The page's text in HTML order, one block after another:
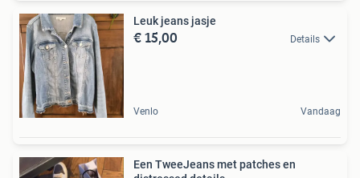
Leuk jeans jasje
€ 15,00 Details
Venlo Vandaag
Een TweeJeans met patches en